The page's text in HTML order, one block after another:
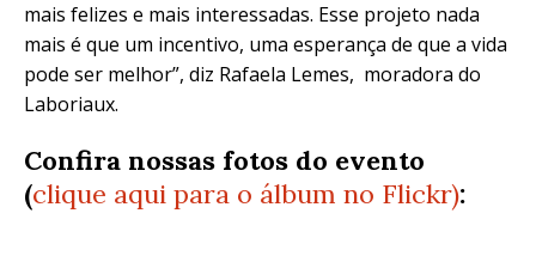
mais felizes e mais interessadas. Esse projeto nada
mais é que um incentivo, uma esperança de que a vida
pode ser melhor”, diz Rafaela Lemes, moradora do
Laboriaux.
Confira nossas fotos do evento
(clique aqui para o álbum no Flickr):